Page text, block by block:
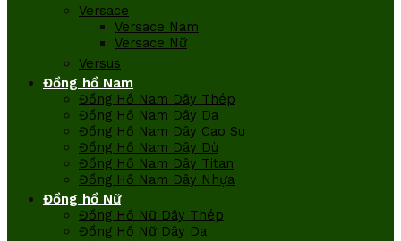
Versace
Versace Nam
Versace Nữ
Versus
Đồng hồ Nam
Đồng Hồ Nam Dây Thép
Đồng Hồ Nam Dây Da
Đồng Hồ Nam Dây Cao Su
Đồng Hồ Nam Dây Dù
Đồng Hồ Nam Dây Titan
Đồng Hồ Nam Dây Nhựa
Đồng hồ Nữ
Đồng Hồ Nữ Dây Thép
Đồng Hồ Nữ Dây Da